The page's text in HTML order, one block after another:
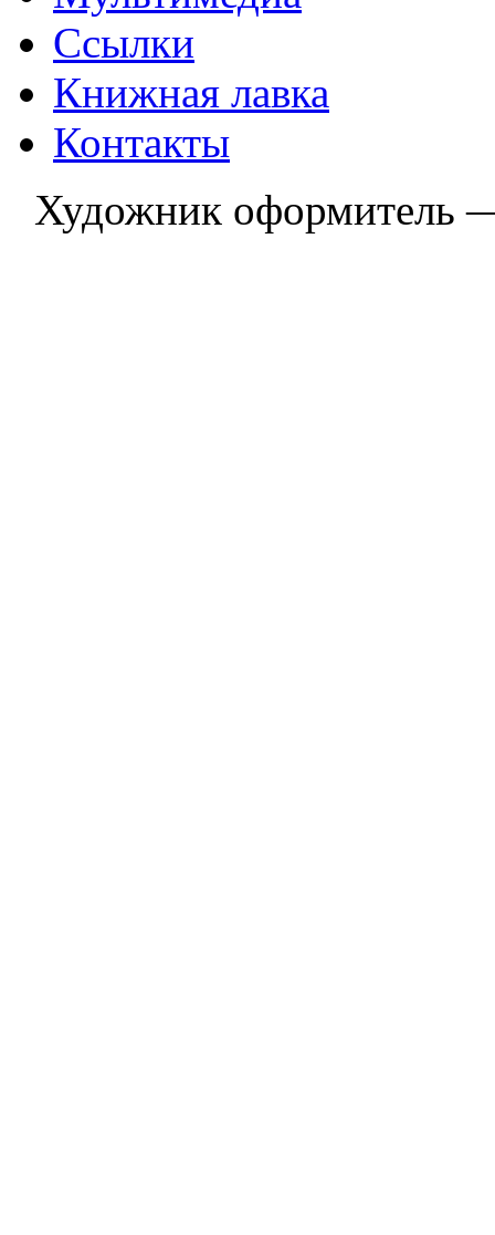
Ссылки
Книжная лавка
Контакты
Художник оформитель